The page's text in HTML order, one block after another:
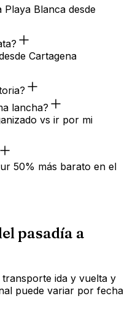
Blanca desde
Cartagena
lancha?
vs ir por mi
50% más barato en el
pasadía a
ida y vuelta y
puede variar por fecha